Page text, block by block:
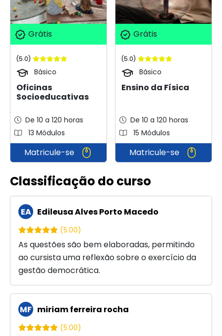
Grátis
(5.0)
Básico
Oficinas
Socioeducativas
De 10 a 120 horas
13 Módulos
Matricule-se
Grátis
(5.0)
Básico
Ensino da Física
De 10 a 120 horas
15 Módulos
Matricule-se
Classificação do curso
EA Edileusa Alves Porto Macedo
(5.00)
As questões são bem elaboradas, permitindo
ao cursista uma reflexão sobre o exercício da
gestão democrática.
MF miriam ferreira rocha
(5.00)